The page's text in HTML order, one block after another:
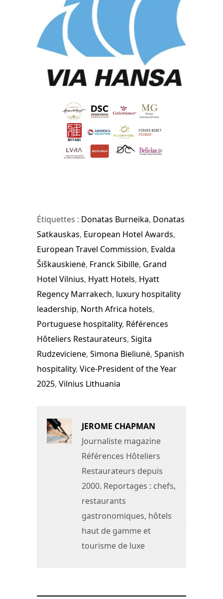
Étiquettes : Donatas Burneika, Donatas
Satkauskas, European Hotel Awards,
European Travel Commission, Evalda
Šiškauskienė, Franck Sibille, Grand
Hotel Vilnius, Hyatt Hotels, Hyatt
Regency Marrakech, luxury hospitality
leadership, North Africa hotels,
Portuguese hospitality, Références
Hôteliers Restaurateurs, Sigita
Rudzeviciene, Simona Bieliunė, Spanish
hospitality, Vice-President of the Year
2025, Vilnius Lithuania
JEROME CHAPMAN
Journaliste magazine
Références Hôteliers
Restaurateurs depuis
2000. Reportages : chefs,
restaurants
gastronomiques, hôtels
haut de gamme et
tourisme de luxe